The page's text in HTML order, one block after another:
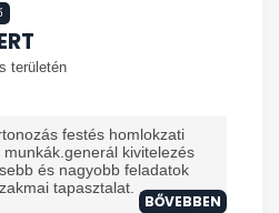
területén
festés homlokzati
kivitelezés
és nagyobb feladatok
tapasztalat. ...
BŐVEBBEN